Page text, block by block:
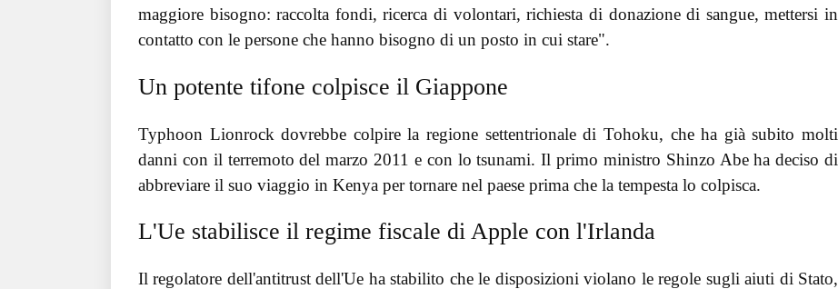
maggiore bisogno: raccolta fondi, ricerca di volontari, richiesta di donazione di sangue, mettersi in
contatto con le persone che hanno bisogno di un posto in cui stare".
Un potente tifone colpisce il Giappone
Typhoon Lionrock dovrebbe colpire la regione settentrionale di Tohoku, che ha già subito molti
danni con il terremoto del marzo 2011 e con lo tsunami. Il primo ministro Shinzo Abe ha deciso di
abbreviare il suo viaggio in Kenya per tornare nel paese prima che la tempesta lo colpisca.
L'Ue stabilisce il regime fiscale di Apple con l'Irlanda
Il regolatore dell'antitrust dell'Ue ha stabilito che le disposizioni violano le regole sugli aiuti di Stato,